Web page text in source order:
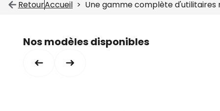
RetourAccueil Une gamme complète
Nos modèles disponibles